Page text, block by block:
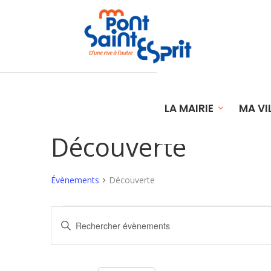
LA MAIRIE MA
Découverte
Évènements Découverte
Évènements
for
Recherche
et
Saisir
Rechercher